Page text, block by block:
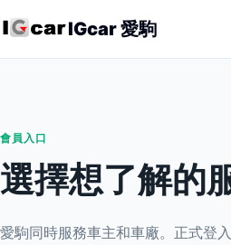
IGcar 愛駒
會員入口
選擇想了解的
愛駒同時服務車主和車廠。正式登